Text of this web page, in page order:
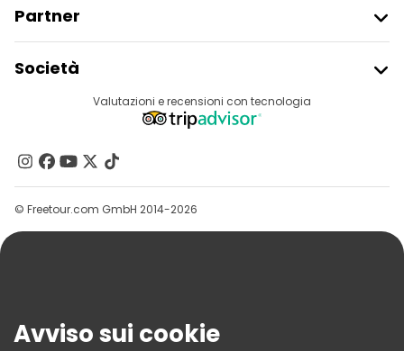
Partner
Accesso Del Fornitore
Programma Di Affiliazione
Società
Destinazioni
Contattaci
Gruppi
Aiuto
Termini E Condizioni
Valutazioni e recensioni con tecnologia
© Freetour.com GmbH 2014-2026
Avviso sui cookie